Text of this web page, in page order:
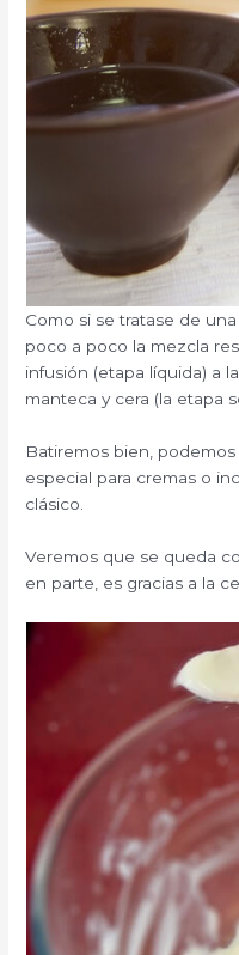
Como si se tratase de
poco a poco la mezcla
infusión (etapa líquida) a
manteca y cera (la etapa
Batiremos bien,
especial para cremas o
clásico.
Veremos que se queda
en parte, es gracias a la